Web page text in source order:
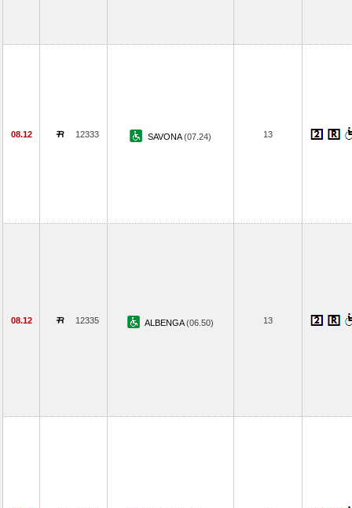
08.12 12333 SAVONA(07.24) 13
08.12 12335 ALBENGA(06.50) 13